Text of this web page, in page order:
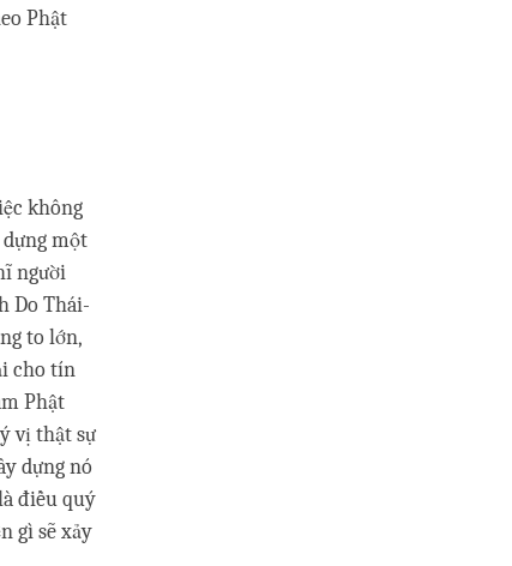
Phật
không
một
người
Do Thái-
to lớn,
cho tín
Phật
vị thật sự
dựng nó
điều quý
gì sẽ xảy